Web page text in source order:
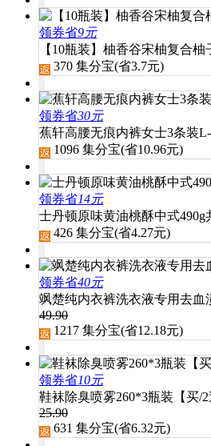
领券省9元
【10瓶装】柚香谷宋柚复合柚
370 集分宝(省3.7元)
领券省30元
蕉轩高腰无痕内裤女士3条装
1096 集分宝(省10.96元)
领券省14元
士丹顿原味黄油桃酥中式490g
426 集分宝(省4.27元)
领券省40元
飒楚纯内衣裤洗衣液专用去血
49.90
1217 集分宝(省12.18元)
领券省10元
鞋袜除臭喷雾260*3瓶装【买/
25.90
631 集分宝(省6.32元)